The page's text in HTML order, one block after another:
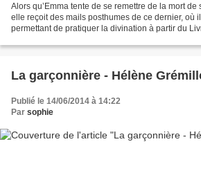
Alors qu’Emma tente de se remettre de la mort de
elle reçoit des mails posthumes de ce dernier, où
permettant de pratiquer la divination à partir du
La garçonnière - Hélène
Publié le 14/06/2014 à 14:22
Par sophie